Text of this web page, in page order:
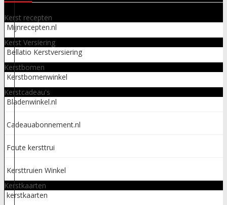
Kerst recepten
Mijnrecepten.nl
Kerst Versiering
Bellatio Kerstversiering
Kerstbomen
Kerstbomenwinkel
Kerstcadeau's
Bladenwinkel.nl
Cadeauabonnement.nl
Foute kersttrui
Kersttruien Winkel
Kerstkaarten
kerstkaarten